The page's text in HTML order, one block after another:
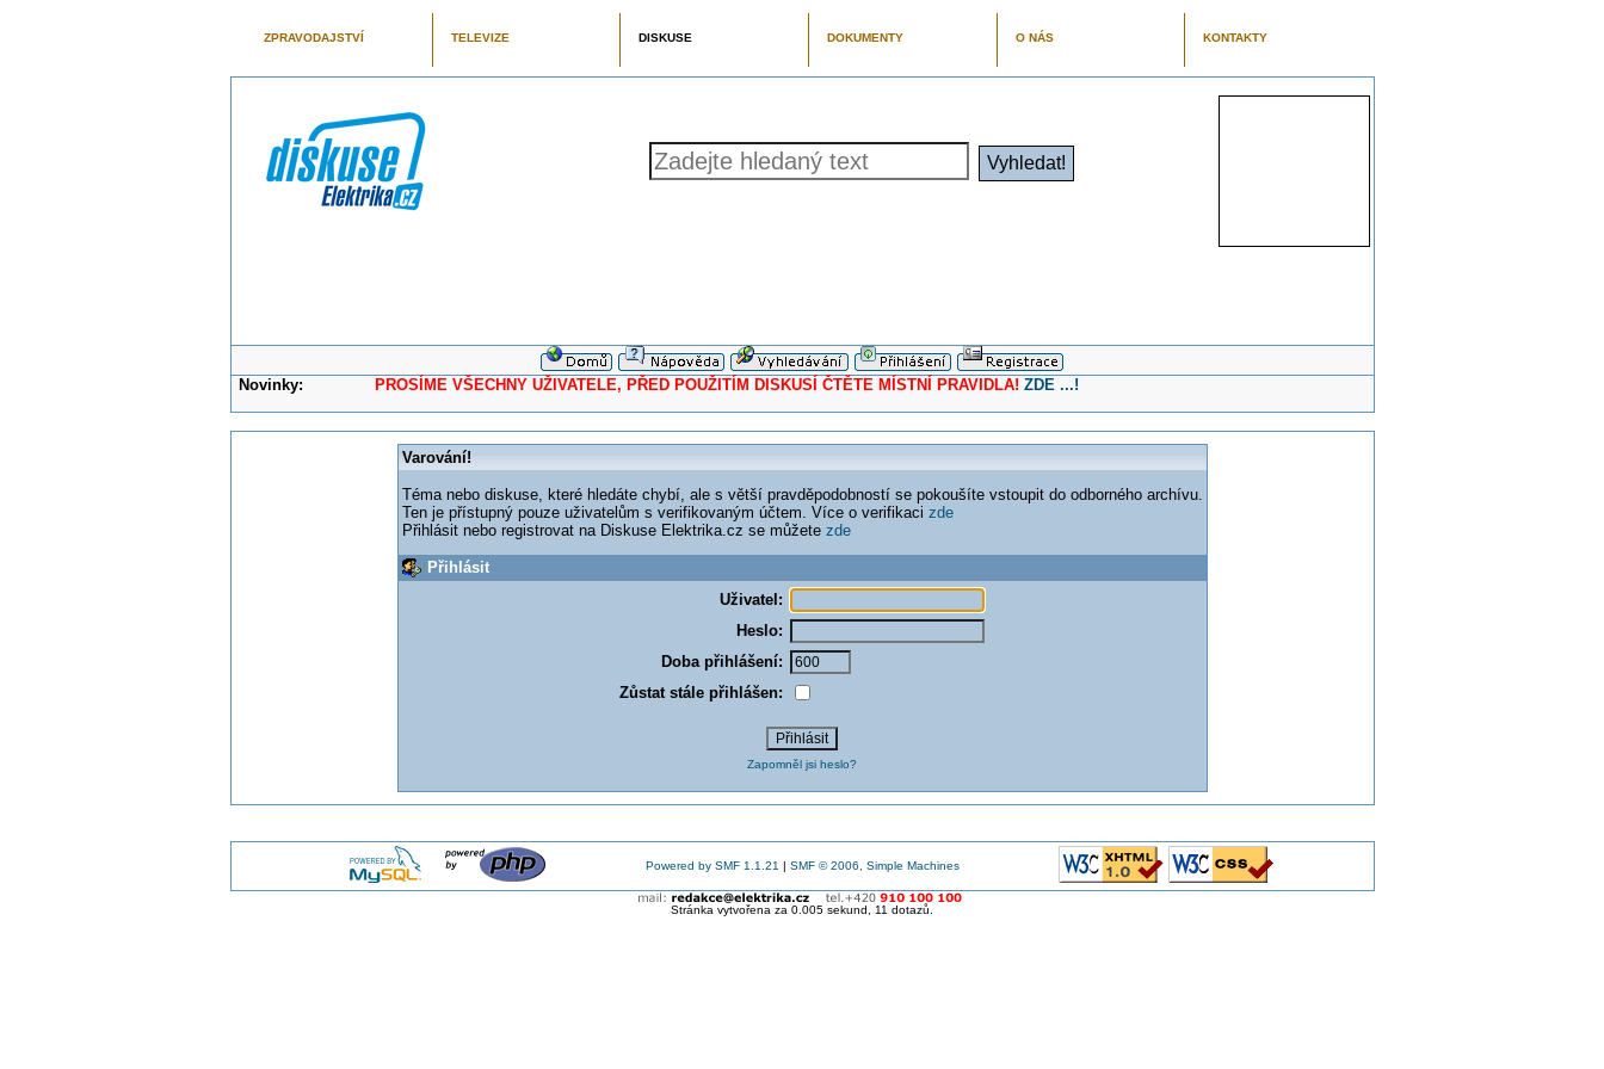
ZPRAVODAJSTVÍ TELEVIZE DISKUSE DOKUMENTY O NÁS KONTAKTY
Novinky: PROSÍME VŠECHNY UŽIVATELE, PŘED POUŽITÍM DISKUSÍ ČTĚTE MÍSTNÍ PRAVIDLA! ZDE ...!
Varování!
Téma nebo diskuse, které hledáte chybí, ale s větší pravděpodobností se pokoušíte vstoupit do odborného archívu.
Ten je přístupný pouze uživatelům s verifikovaným účtem. Více o verifikaci zde
Přihlásit nebo registrovat na Diskuse Elektrika.cz se můžete zde
Přihlásit
Uživatel:
Heslo:
Doba přihlášení:
Zůstat stále přihlášen:
Zapomněl jsi heslo?
Powered by SMF 1.1.21 | SMF © 2006, Simple Machines
Stránka vytvořena za 0.005 sekund, 11 dotazů.